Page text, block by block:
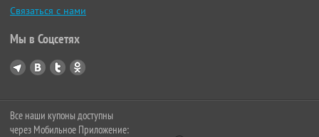
Связаться с нами
Мы в Соцсетях
Все наши купоны доступны
через Мобильное Приложение: